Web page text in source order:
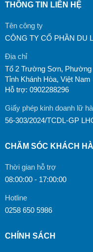
THÔNG TIN LIÊN HỆ
Tên công ty
CÔNG TY CỔ PHẦN DU
Địa chỉ
Tổ 2 Trường Sơn, Phường
Tỉnh Khánh Hòa, Việt Nam
Hỗ trợ: 0902288296
Giấy phép kinh doanh lữ
56-303/2024/TCDL-GP
CHĂM SÓC KHÁCH
Thời gian hỗ trợ
08:00:00 - 17:00:00
Hotline
0258 650 5986
CHÍNH SÁCH